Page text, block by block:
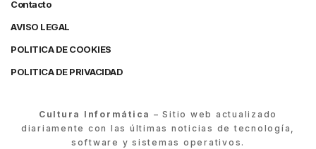
Contacto
AVISO LEGAL
POLITICA DE COOKIES
POLITICA DE PRIVACIDAD
Cultura Informática – Sitio web actualizado
diariamente con las últimas noticias de tecnología,
software y sistemas operativos.